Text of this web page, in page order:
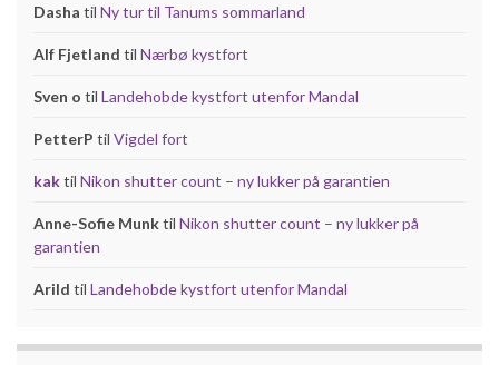
Dasha til Ny tur til Tanums sommarland
Alf Fjetland til Nærbø kystfort
Sven o til Landehobde kystfort utenfor Mandal
PetterP til Vigdel fort
kaktil Nikon shutter count – ny lukker på garantien
Anne-Sofie Munktil Nikon shutter count – ny lukker på
garantien
Arild til Landehobde kystfort utenfor Mandal